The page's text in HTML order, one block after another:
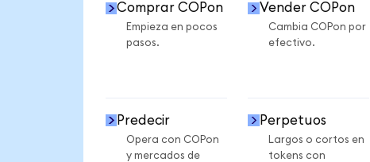
Comprar COPon
Empieza en pocos
pasos.
Vender COPon
Cambia COPon por
efectivo.
Predecir
Opera con COPon
y mercados de
Perpetuos
Largos o cortos en
tokens con